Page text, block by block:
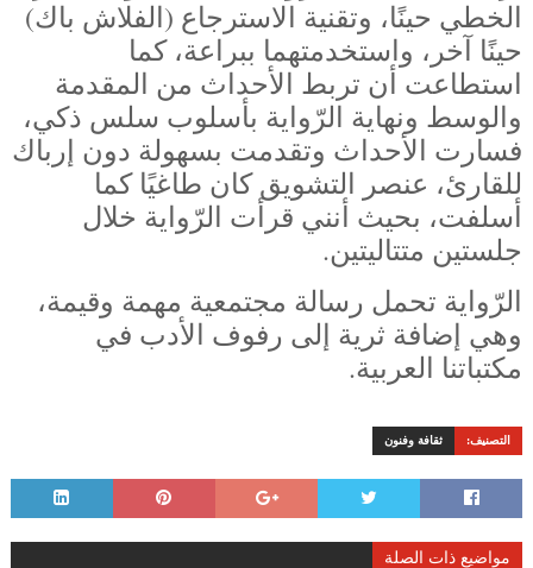
الخطي حينًا، وتقنية الاسترجاع (الفلاش باك)
حينًا آخر، واستخدمتهما ببراعة، كما
استطاعت أن تربط الأحداث من المقدمة
والوسط ونهاية الرّواية بأسلوب سلس ذكي،
فسارت الأحداث وتقدمت بسهولة دون إرباك
للقارئ، عنصر التشويق كان طاغيًا كما
أسلفت، بحيث أنني قرأت الرّواية خلال
جلستين متتاليتين.
الرّواية تحمل رسالة مجتمعية مهمة وقيمة،
وهي إضافة ثرية إلى رفوف الأدب في
مكتباتنا العربية.
التصنيف: ثقافة وفنون
مواضيع ذات الصلة